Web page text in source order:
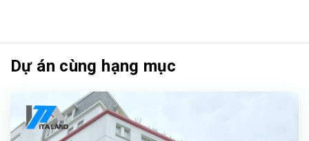
Dự án cùng hạng mục